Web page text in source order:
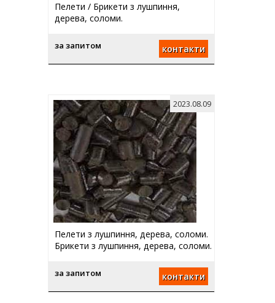
Пелети / Брикети з лушпиння,
дерева, соломи.
за запитом контакти
Пелети з лушпиння, дерева, соломи.
Брикети з лушпиння, дерева, соломи.
за запитом контакти
2023.08.09